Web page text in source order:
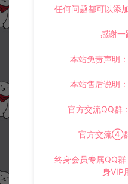
任何问题都可以添
感谢一
本站免责声明：
本站售后说明：
官方交流QQ群
官方交流④
终身会员专属QQ
身VIP